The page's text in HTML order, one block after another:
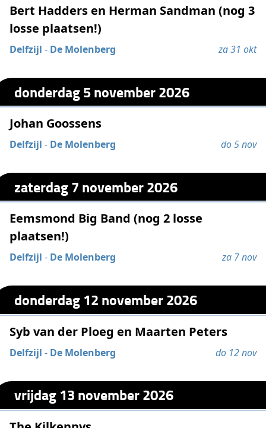
Bert Hadders en Herman Sandman (nog 3
losse plaatsen!)
Delfzijl - De Molenberg za 31 okt
donderdag 5 november 2026
Johan Goossens
Delfzijl - De Molenberg do 5 nov
zaterdag 7 november 2026
Eemsmond Big Band (nog 2 losse
plaatsen!)
Delfzijl - De Molenberg za 7 nov
donderdag 12 november 2026
Syb van der Ploeg en Maarten Peters
Delfzijl - De Molenberg do 12 nov
vrijdag 13 november 2026